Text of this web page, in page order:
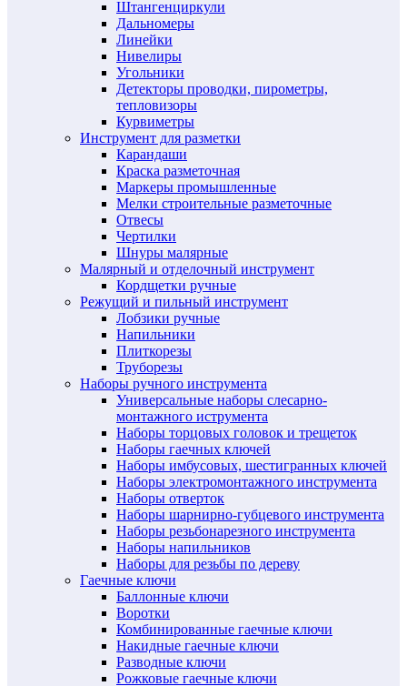
Штангенциркули
Дальномеры
Линейки
Нивелиры
Угольники
Детекторы проводки, пирометры,
тепловизоры
Курвиметры
Инструмент для разметки
Карандаши
Краска разметочная
Маркеры промышленные
Мелки строительные разметочные
Отвесы
Чертилки
Шнуры малярные
Малярный и отделочный инструмент
Кордщетки ручные
Режущий и пильный инструмент
Лобзики ручные
Напильники
Плиткорезы
Труборезы
Наборы ручного инструмента
Универсальные наборы слесарно-
монтажного иструмента
Наборы торцовых головок и трещеток
Наборы гаечных ключей
Наборы имбусовых, шестигранных ключей
Наборы электромонтажного инструмента
Наборы отверток
Наборы шарнирно-губцевого инструмента
Наборы резьбонарезного инструмента
Наборы напильников
Наборы для резьбы по дереву
Гаечные ключи
Баллонные ключи
Воротки
Комбинированные гаечные ключи
Накидные гаечные ключи
Разводные ключи
Рожковые гаечные ключи